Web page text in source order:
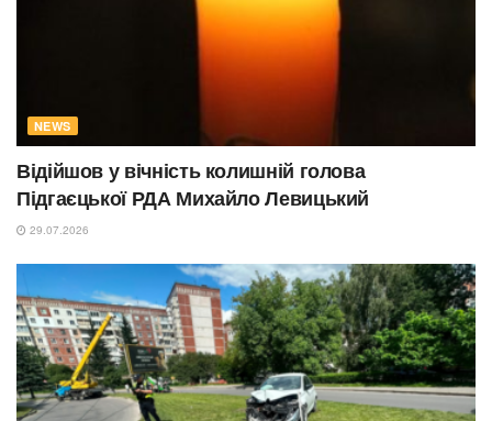
NEWS
Відійшов у вічність колишній голова
Підгаєцької РДА Михайло Левицький
29.07.2026